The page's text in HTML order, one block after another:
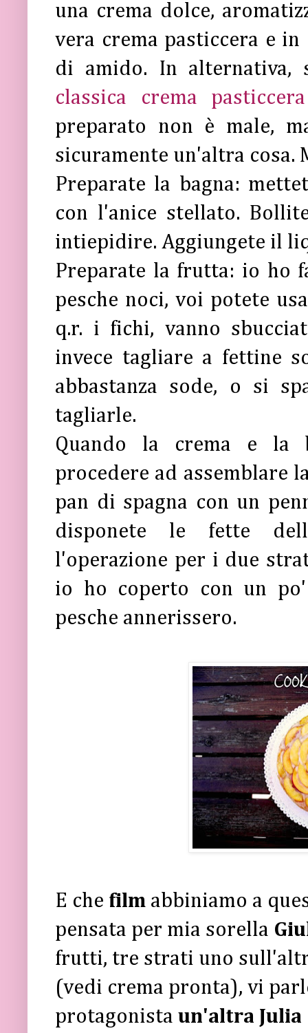
una crema dolce,
vera crema pasticcera e
di amido. In alternativa,
classica crema pasticcera
preparato non è male,
sicuramente un'altra cosa.
Preparate la bagna:
con l'anice stellato.
intiepidire. Aggiungete il
Preparate la frutta: io ho
pesche noci, voi potete
q.r. i fichi, vanno
invece tagliare a fettine
abbastanza sode, o si
tagliarle.
Quando la crema e la
procedere ad assemblare
pan di spagna con un
disponete le fette
l'operazione per i due
io ho coperto con un
pesche annerissero.
E che film abbiniamo a
pensata per mia sorella
frutti, tre strati uno
(vedi crema pronta), vi
protagonista un'altra